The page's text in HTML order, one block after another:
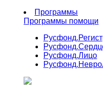
Программы
Программы помощи
Русфонд.
Русфонд.
Русфонд.Лицо
Русфонд.